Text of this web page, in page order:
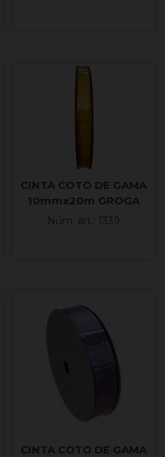
CINTA COTO DE GAMA
10mmx20m GROGA
Núm. art.: 1339
CINTA COTO DE GAMA